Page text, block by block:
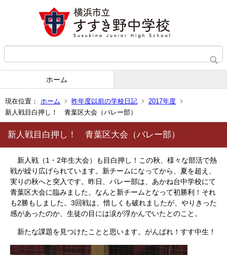
ホーム
現在位置： ホーム 昨年度以前の学校日記
2017年度
新人戦目白押し！ 青葉区大会（バレー部）
新人戦目白押し！ 青葉区大会（バレー部）
新人戦（1・2年生大会）も目白押し！この秋、様々な部活で熱
戦が繰り広げられています。新チームになってから、夏を超え、
実りの秋へと突入です。昨日、バレー部は、あかね台中学校にて
青葉区大会に臨みました。なんと新チームとなって初勝利！それ
も2勝もしました。3回戦は、惜しくも破れましたが、やりきった
感があったのか、生徒の目には涙が浮かんでいたとのこと。
新たな課題を見つけたことと思います。がんばれ！すす中生！